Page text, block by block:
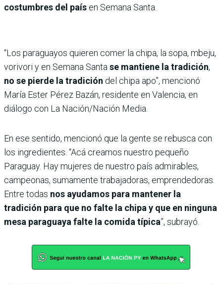
costumbres del país en Semana Santa.
“Los paraguayos quieren comer la chipa, la sopa, mbeju,
vorivori y en Semana Santase mantiene la tradición,
no se pierde la tradición del chipa apo”, mencionó
María Ester Pérez Bazán, residente en Valencia, en
diálogo con La Nación/Nación Media.
En ese sentido, mencionó que la gente se rebusca con
los ingredientes. “Acá creamos nuestro pequeño
Paraguay. Hay mujeres de nuestro país admirables,
campeonas, sumamente trabajadoras, emprendedoras.
Entre todas nos ayudamos para mantener la
tradición para que no falte la chipa y que en ninguna
mesa paraguaya falte la comida típica”, subrayó.